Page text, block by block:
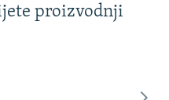
proizvodnji